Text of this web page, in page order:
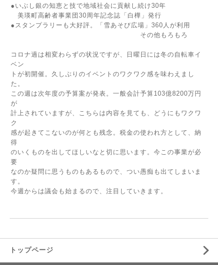
●いぶし銀の知恵と技で地域社会に貢献し続け30年
美瑛町高齢者事業団30周年記念誌「白樺」発行
●スタンプラリーも大好評。「雪あそび広場」360人が利用
その他もろもろ
コロナ過は相変わらずの状況ですが、日曜日には冬の自転車イ
ベン
トが初開催。久しぶりのイベントのワクワク感を味わえまし
た。
この週は次年度の予算案が発表。一般会計予算103億8200万円
が
計上されていますが、こちらは内容を見ても、どうにもワクワ
ク
感が起きてこないのが何とも残念。税金の使われ方として、納
得
のいくものを出してほしいなと切に思います。今この事業が必
要
なのか疑問に思うものもあるもので、つい愚痴も出てしまいま
す。
今週からは議会も始まるので、注目していきます。
トップページ